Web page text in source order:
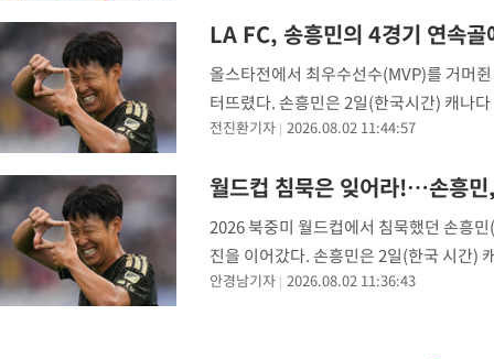
LA FC, 송흥민의 4경기 연속
올스타전에서 최우수선수(MVP)를 거머
터뜨렸다. 손흥민은 2일(한국시간) 캐나
라운드 원정경기에서 전반 37분 선제골
전진환기자 2026.08.02 11:44:57
월드컵 침묵은 잊어라!…손흥
2026 북중미 월드컵에서 침묵했던 손흥
진을 이어갔다. 손흥민은 2일(한국 시간)
19라운드 원정 경기에서 전반 37분 환상
안경남기자 2026.08.02 11:36:43